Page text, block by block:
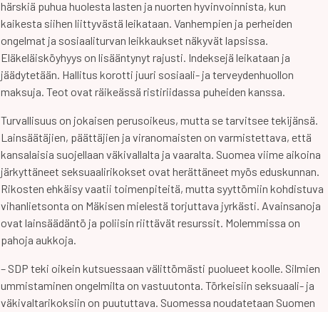
härskiä puhua huolesta lasten ja nuorten hyvinvoinnista, kun
kaikesta siihen liittyvästä leikataan. Vanhempien ja perheiden
ongelmat ja sosiaaliturvan leikkaukset näkyvät lapsissa.
Eläkeläisköyhyys on lisääntynyt rajusti. Indeksejä leikataan ja
jäädytetään. Hallitus korotti juuri sosiaali- ja terveydenhuollon
maksuja. Teot ovat räikeässä ristiriidassa puheiden kanssa.
Turvallisuus on jokaisen perusoikeus, mutta se tarvitsee tekijänsä.
Lainsäätäjien, päättäjien ja viranomaisten on varmistettava, että
kansalaisia suojellaan väkivallalta ja vaaralta. Suomea viime aikoina
järkyttäneet seksuaalirikokset ovat herättäneet myös eduskunnan.
Rikosten ehkäisy vaatii toimenpiteitä, mutta syyttömiin kohdistuva
vihanlietsonta on Mäkisen mielestä torjuttava jyrkästi. Avainsanoja
ovat lainsäädäntö ja poliisin riittävät resurssit. Molemmissa on
pahoja aukkoja.
– SDP teki oikein kutsuessaan välittömästi puolueet koolle. Silmien
ummistaminen ongelmilta on vastuutonta. Törkeisiin seksuaali- ja
väkivaltarikoksiin on puututtava. Suomessa noudatetaan Suomen